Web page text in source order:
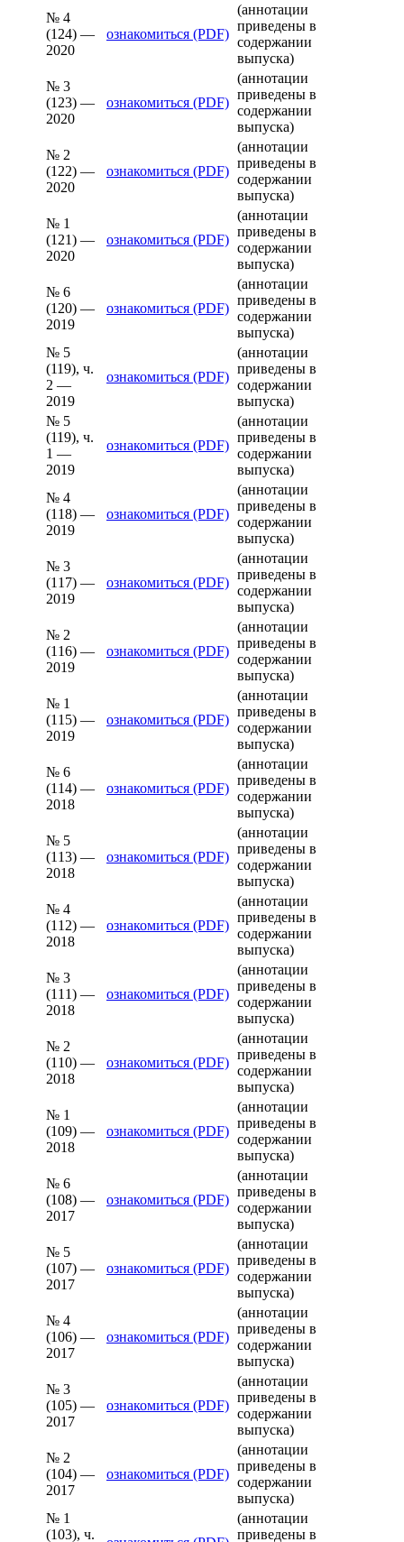
№ 4
(124) —
2020
ознакомиться (PDF)
(аннотации
приведены в
содержании
выпуска)
№ 3
(123) —
2020
ознакомиться (PDF)
(аннотации
приведены в
содержании
выпуска)
№ 2
(122) —
2020
ознакомиться (PDF)
(аннотации
приведены в
содержании
выпуска)
№ 1
(121) —
2020
ознакомиться (PDF)
(аннотации
приведены в
содержании
выпуска)
№ 6
(120) —
2019
ознакомиться (PDF)
(аннотации
приведены в
содержании
выпуска)
№ 5
(119), ч.
2 —
2019
ознакомиться (PDF)
(аннотации
приведены в
содержании
выпуска)
№ 5
(119), ч.
1 —
2019
ознакомиться (PDF)
(аннотации
приведены в
содержании
выпуска)
№ 4
(118) —
2019
ознакомиться (PDF)
(аннотации
приведены в
содержании
выпуска)
№ 3
(117) —
2019
ознакомиться (PDF)
(аннотации
приведены в
содержании
выпуска)
№ 2
(116) —
2019
ознакомиться (PDF)
(аннотации
приведены в
содержании
выпуска)
№ 1
(115) —
2019
ознакомиться (PDF)
(аннотации
приведены в
содержании
выпуска)
№ 6
(114) —
2018
ознакомиться (PDF)
(аннотации
приведены в
содержании
выпуска)
№ 5
(113) —
2018
ознакомиться (PDF)
(аннотации
приведены в
содержании
выпуска)
№ 4
(112) —
2018
ознакомиться (PDF)
(аннотации
приведены в
содержании
выпуска)
№ 3
(111) —
2018
ознакомиться (PDF)
(аннотации
приведены в
содержании
выпуска)
№ 2
(110) —
2018
ознакомиться (PDF)
(аннотации
приведены в
содержании
выпуска)
№ 1
(109) —
2018
ознакомиться (PDF)
(аннотации
приведены в
содержании
выпуска)
№ 6
(108) —
2017
ознакомиться (PDF)
(аннотации
приведены в
содержании
выпуска)
№ 5
(107) —
2017
ознакомиться (PDF)
(аннотации
приведены в
содержании
выпуска)
№ 4
(106) —
2017
ознакомиться (PDF)
(аннотации
приведены в
содержании
выпуска)
№ 3
(105) —
2017
ознакомиться (PDF)
(аннотации
приведены в
содержании
выпуска)
№ 2
(104) —
2017
ознакомиться (PDF)
(аннотации
приведены в
содержании
выпуска)
№ 1
(103), ч.
(аннотации
приведены в